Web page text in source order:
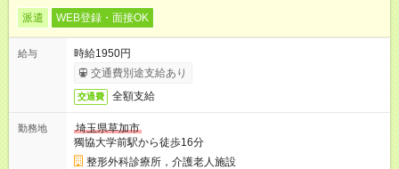
派遣 WEB登録・面接OK
給与
時給1950円
交通費別途支給あり
交通費 全額支給
勤務地
埼玉県草加市
獨協大学前駅から徒歩16分
整形外科診療所，介護老人施設